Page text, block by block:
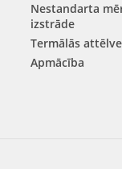
Nestandarta
izstrāde
Termālās
Apmācība